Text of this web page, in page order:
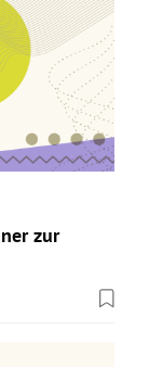
zur